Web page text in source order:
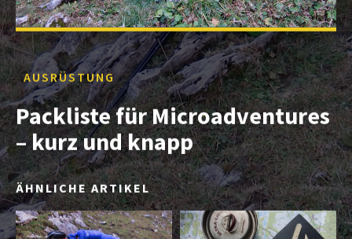
AUSRÜSTUNG
Packliste für Microadventures
– kurz und knapp
ÄHNLICHE ARTIKEL